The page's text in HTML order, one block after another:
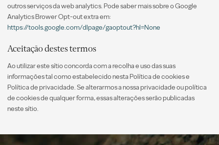
outros serviços da web analytics. Pode saber mais sobre o Google
Analytics Brower Opt-out extra em:
https://tools.google.com/dlpage/gaoptout?hl=None
Aceitação destes termos
Ao utilizar este sítio concorda com a recolha e uso das suas
informações tal como estabelecido nesta Política de cookies e
Política de privacidade. Se alterarmos a nossa privacidade ou política
de cookies de qualquer forma, essas alterações serão publicadas
neste sítio.